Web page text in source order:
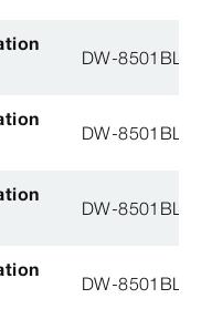
DW-
DW-
DW-
DW-